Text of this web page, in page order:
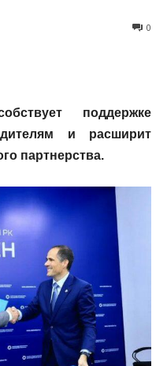
0
поддержке
и расширит
партнерства.